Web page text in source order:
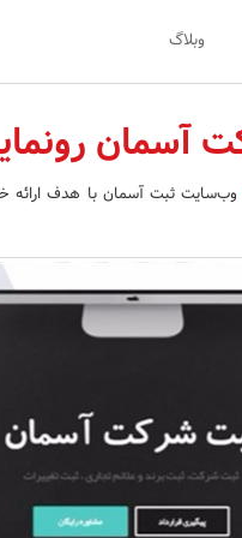
وبلاگ
آسمان
وب‌سایت ثبت آسمان با هدف ارائه